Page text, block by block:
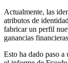
Actualmente, las
atributos de
fabricar un perfil
ganancias
Esto ha dado paso